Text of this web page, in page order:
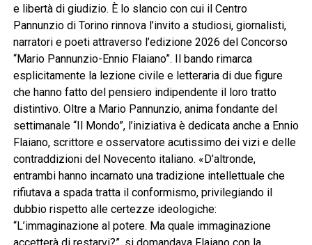
e libertà di giudizio. È lo slancio con cui il Centro
Pannunzio di Torino rinnova l’invito a studiosi, giornalisti,
narratori e poeti attraverso l’edizione 2026 del Concorso
“Mario Pannunzio-Ennio Flaiano”. Il bando rimarca
esplicitamente la lezione civile e letteraria di due figure
che hanno fatto del pensiero indipendente il loro tratto
distintivo. Oltre a Mario Pannunzio, anima fondante del
settimanale “Il Mondo”, l’iniziativa è dedicata anche a Ennio
Flaiano, scrittore e osservatore acutissimo dei vizi e delle
contraddizioni del Novecento italiano. «D’altronde,
entrambi hanno incarnato una tradizione intellettuale che
rifiutava a spada tratta il conformismo, privilegiando il
dubbio rispetto alle certezze ideologiche:
“L’immaginazione al potere. Ma quale immaginazione